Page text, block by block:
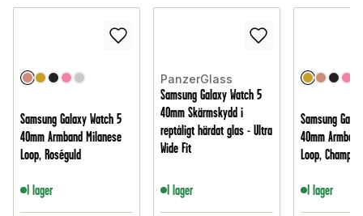
Samsung Galaxy Watch 5
40mm Armband Milanese
Loop, Roséguld
I lager
PanzerGlass
Samsung Galaxy Watch 5
40mm Skärmskydd i
reptåligt härdat glas - Ultra
Wide Fit
I lager
Samsung
40mm
Loop,
I lager